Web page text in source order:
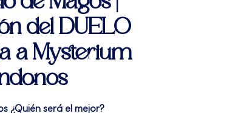
del DUELO
a Mysterium
¿Quién será el mejor?